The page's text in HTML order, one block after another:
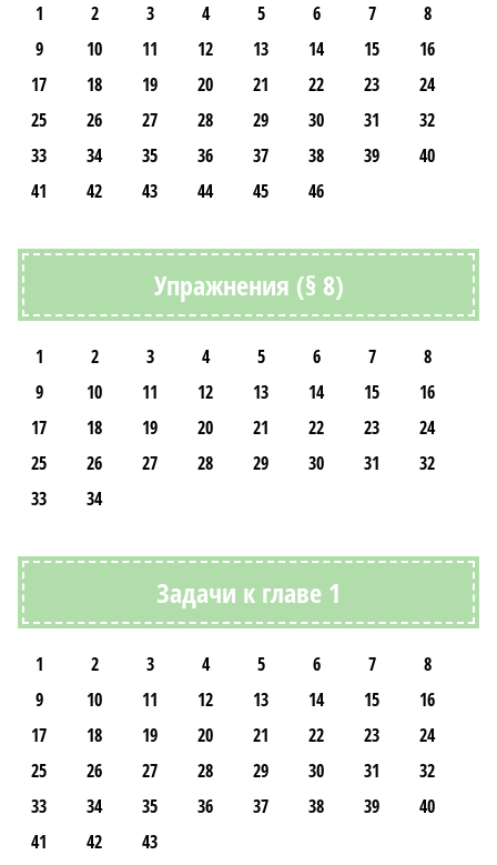
1 2 3 4 5 6 7
8
9
10 11 12 13 14 15
16
17
18 19 20 21 22 23
24
25
26 27 28 29 30 31
32
33
34 35 36 37 38 39
40
41
42 43 44 45 46
Упражнения (§ 8)
1 2 3 4 5 6 7
8
9
10 11 12 13 14 15
16
17
18 19 20 21 22 23
24
25
26 27 28 29 30 31
32
33
34
Задачи к главе 1
1 2 3 4 5 6 7
8
9
10 11 12 13 14 15
16
17
18 19 20 21 22 23
24
25
26 27 28 29 30 31
32
33
34 35 36 37 38 39
40
41
42 43